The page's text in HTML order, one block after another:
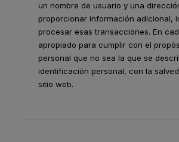
un nombre de usuario y una
proporcionar información adicional,
procesar esas transacciones. En
apropiado para cumplir con el
personal que no sea la que se
identificación personal, con la
sitio web.